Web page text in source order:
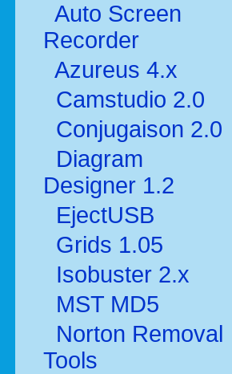
Auto Screen
Recorder
Azureus 4.x
Camstudio 2.0
Conjugaison 2.0
Diagram
Designer 1.2
EjectUSB
Grids 1.05
Isobuster 2.x
MST MD5
Norton Removal
Tools